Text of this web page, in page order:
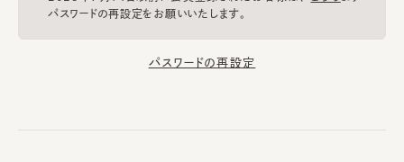
パスワードの再設定をお願いいたします。
パスワードの再設定